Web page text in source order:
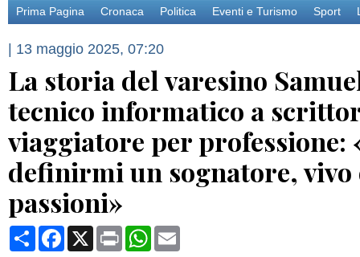
Prima Pagina Cronaca Politica Eventi e Turismo Sport
| 13 maggio 2025, 07:20
La storia del varesino
tecnico informatico a
viaggiatore per professione:
definirmi un sognatore, vivo
passioni»
CondividiFacebook
X Print WhatsApp